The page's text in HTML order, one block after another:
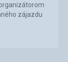
zájazdu